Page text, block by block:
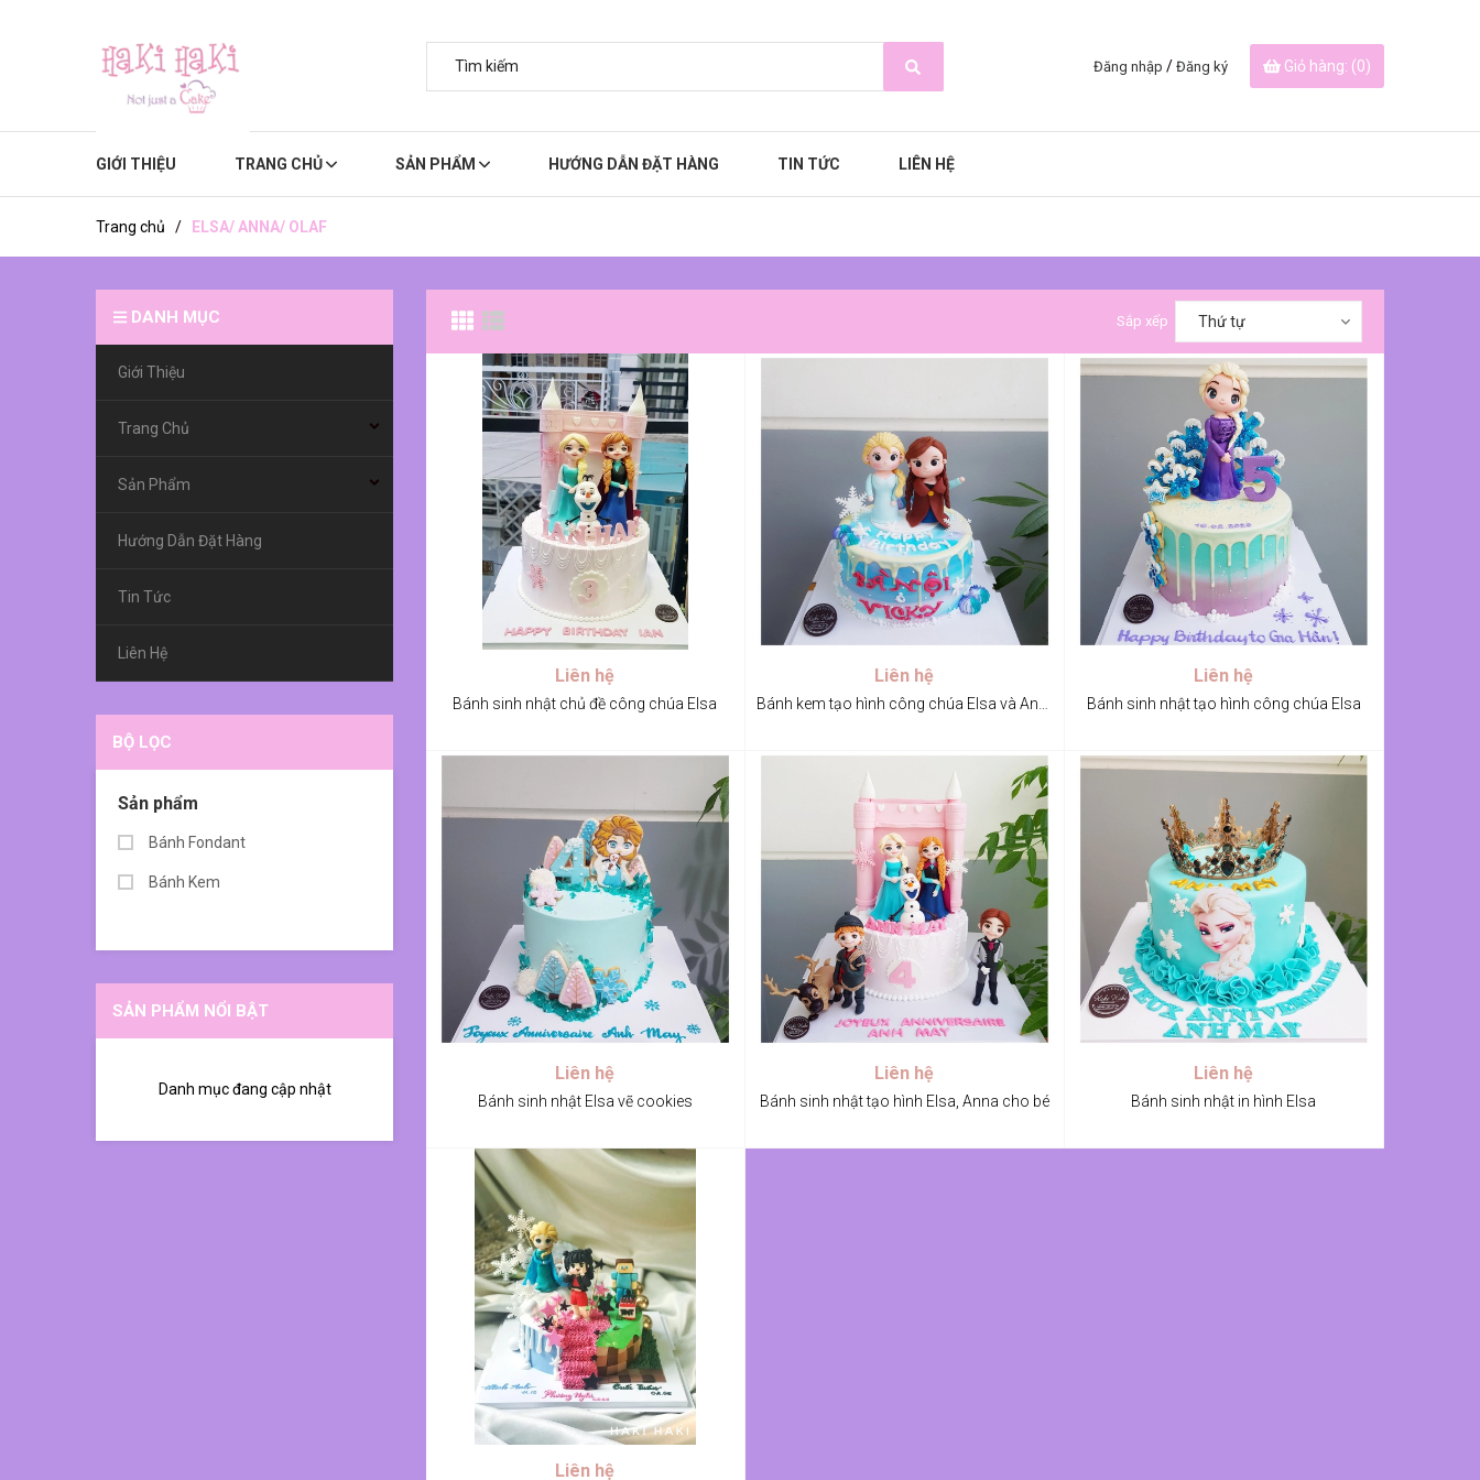
Đăng nhập / Đăng ký Giỏ hàng: (0)
GIỚI THIỆU TRANG CHỦ SẢN PHẨM HƯỚNG DẪN ĐẶT HÀNG TIN TỨC LIÊN HỆ
Trang chủ / ELSA/ ANNA/ OLAF
DANH MỤC
Giới Thiệu
Trang Chủ
Sản Phẩm
Hướng Dẫn Đặt Hàng
Tin Tức
Liên Hệ
BỘ LỌC
Sản phẩm
Bánh Fondant
Bánh Kem
SẢN PHẨM NỔI BẬT
Danh mục đang cập nhật
Sắp xếp Thứ tự
Liên hệ
Bánh sinh nhật chủ đề công chúa Elsa
Liên hệ Liên hệ
Bánh sinh nhật tạo hình công chúa Elsa
Liên hệ
Bánh sinh nhật Elsa vẽ cookies
Liên hệ
Bánh sinh nhật tạo hình Elsa, Anna cho bé
Liên hệ
Bánh sinh nhật in hình Elsa
Liên hệ